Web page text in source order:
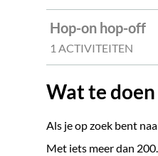
Hop-on hop-off
1 ACTIVITEITEN
Wat te
Als je op zoek bent
Met iets meer dan